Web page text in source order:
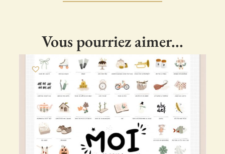
Vous pourriez aimer...